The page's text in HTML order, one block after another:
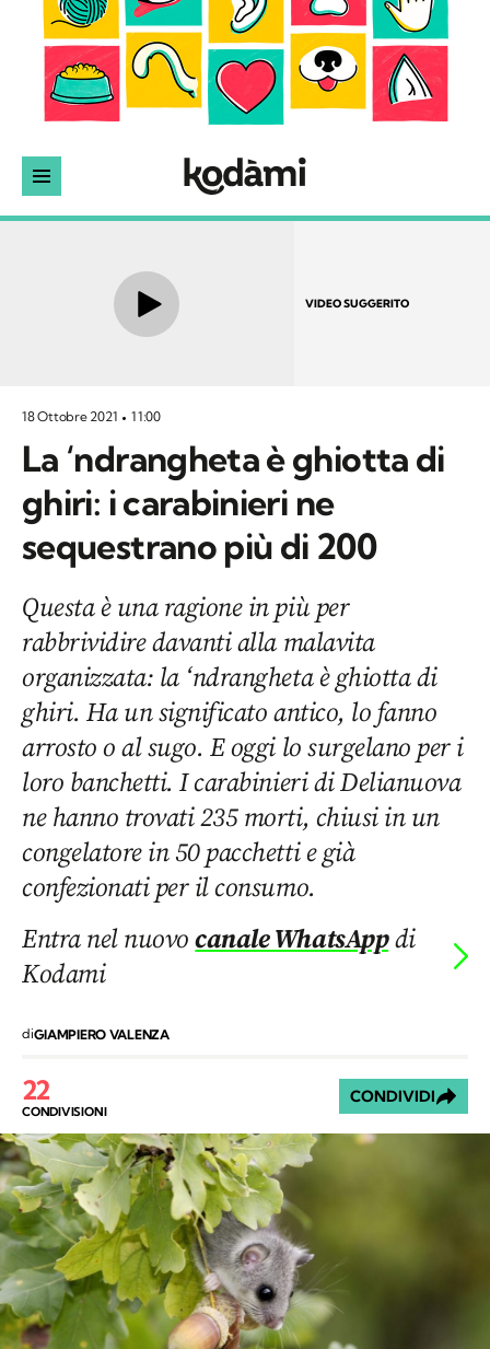
VIDEO SUGGERITO
18 Ottobre 2021 11:00
La ‘ndrangheta è ghiotta di
ghiri: i carabinieri ne
sequestrano più di 200
Questa è una ragione in più per
rabbrividire davanti alla malavita
organizzata: la ‘ndrangheta è ghiotta di
ghiri. Ha un significato antico, lo fanno
arrosto o al sugo. E oggi lo surgelano per i
loro banchetti. I carabinieri di Delianuova
ne hanno trovati 235 morti, chiusi in un
congelatore in 50 pacchetti e già
confezionati per il consumo.
Entra nel nuovocanale WhatsAppdi
Kodami
diGIAMPIERO VALENZA
22
CONDIVISIONI
CONDIVIDI